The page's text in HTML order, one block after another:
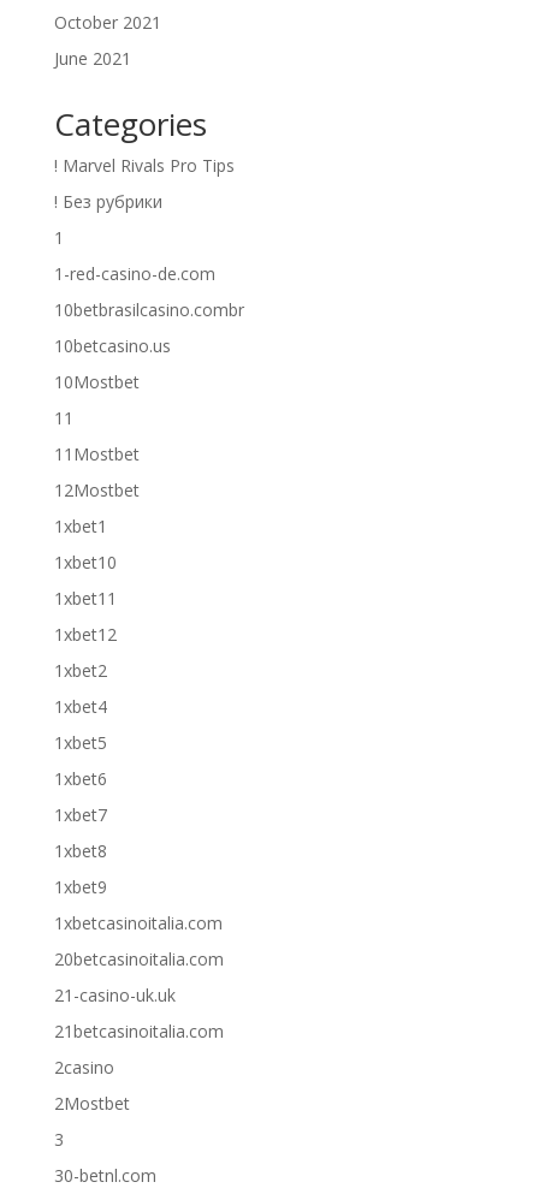
October 2021
June 2021
Categories
! Marvel Rivals Pro Tips
! Без рубрики
1
1-red-casino-de.com
10betbrasilcasino.combr
10betcasino.us
10Mostbet
11
11Mostbet
12Mostbet
1xbet1
1xbet10
1xbet11
1xbet12
1xbet2
1xbet4
1xbet5
1xbet6
1xbet7
1xbet8
1xbet9
1xbetcasinoitalia.com
20betcasinoitalia.com
21-casino-uk.uk
21betcasinoitalia.com
2casino
2Mostbet
3
30-betnl.com